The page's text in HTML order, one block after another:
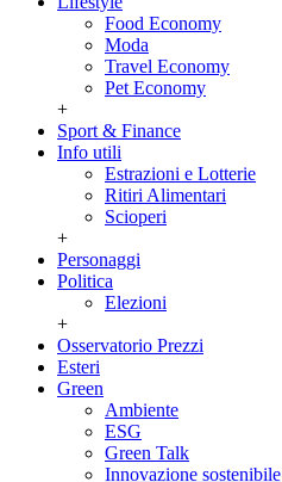
Food Economy
Moda
Travel Economy
Pet Economy
+
Sport & Finance
Info utili
Estrazioni e Lotterie
Ritiri Alimentari
Scioperi
+
Personaggi
Politica
Elezioni
+
Osservatorio Prezzi
Esteri
Green
Ambiente
ESG
Green Talk
Innovazione sostenibile